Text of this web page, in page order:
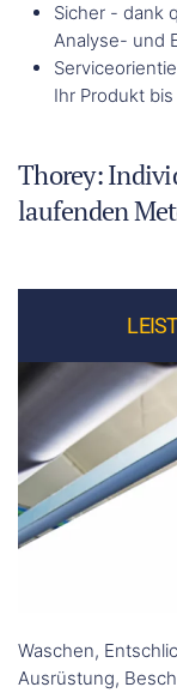
Sicher - dank
Analyse- und
Ihr Produkt
Thorey:
laufenden
Waschen,
Ausrüstung,